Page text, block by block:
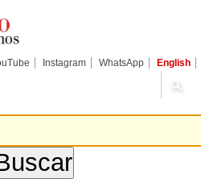
Instagram WhatsApp English